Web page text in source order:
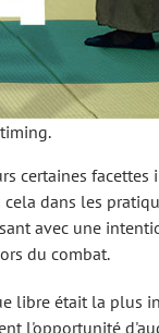
certaines facettes
dans les
avec une
du combat.
libre était la plus
l'opportunité